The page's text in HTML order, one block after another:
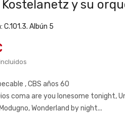
y su
C.101.3. Albún 5
, CBS años 60
coma are you lonesome tonight,
Wonderland by night...